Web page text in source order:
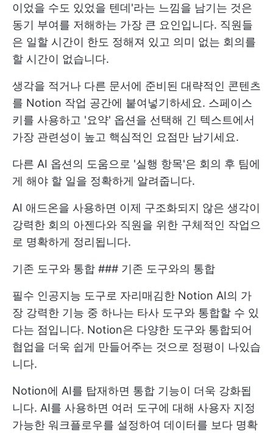
이었을 수도 있었을 텐데'라는 느낌을 남기는 것은
동기 부여를 저해하는 가장 큰 요인입니다. 직원들
은 일할 시간이 한도 정해져 있고 의미 없는 회의를
할 시간이 없습니다.
생각을 적거나 다른 문서에 준비된 대략적인 콘텐츠
를 Notion 작업 공간에 붙여넣기하세요. 스페이스
키를 사용하고 '요약' 옵션을 선택해 긴 텍스트에서
가장 관련성이 높고 핵심적인 요점만 남기세요.
다른 AI 옵션의 도움으로 '실행 항목'은 회의 후 팀에
게 해야 할 일을 정확하게 알려줍니다.
AI 애드온을 사용하면 이제 구조화되지 않은 생각이
강력한 회의 아젠다와 직원을 위한 구체적인 작업으
로 명확하게 정리됩니다.
기존 도구와 통합 ### 기존 도구와의 통합
필수 인공지능 도구로 자리매김한 Notion AI의 가
장 강력한 기능 중 하나는 타사 도구와 통합할 수 있
다는 점입니다. Notion은 다양한 도구와 통합되어
협업을 더욱 쉽게 만들어주는 것으로 정평이 나있습
니다.
Notion에 AI를 탑재하면 통합 기능이 더욱 강화됩
니다. AI를 사용하면 여러 도구에 대해 사용자 지정
가능한 워크플로우를 설정하여 데이터를 보다 명확